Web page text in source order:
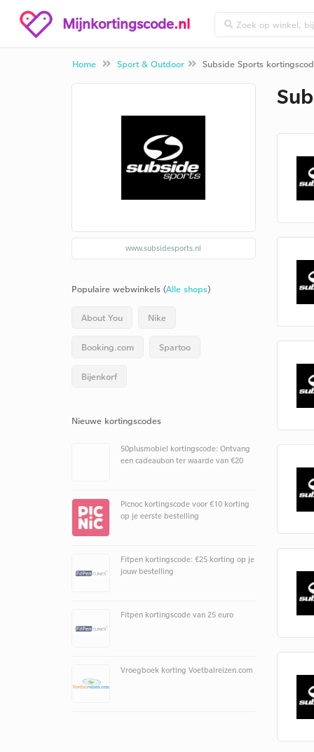
Mijnkortingscode.nl
Home Sport & Outdoor Subside Sports
www.subsidesports.nl
Populaire webwinkels (Alle shops)
About You Nike
Booking.com Spartoo
Bijenkorf
Nieuwe kortingscodes
50plusmobiel kortingscode: Ontvang
een cadeaubon ter waarde van €20
Picnoc kortingscode voor €10 korting
op je eerste bestelling
Fitpen kortingscode: €25 korting op je
jouw bestelling
Fitpen kortingscode van 25 euro
Vroegboek korting Voetbalreizen.com